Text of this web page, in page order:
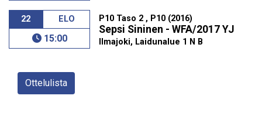
22 ELO
15:00
P10 Taso 2 , P10 (2016)
Sepsi Sininen - WFA/2017 YJ
Ilmajoki, Laidunalue 1 N B
Ottelulista